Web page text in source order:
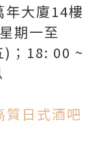
年大廈14樓
期一至
；18: 00 ~
日式酒吧